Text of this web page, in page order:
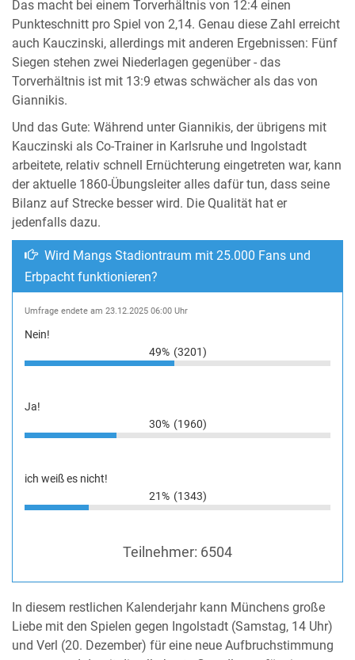
Das macht bei einem Torverhältnis von 12:4 einen
Punkteschnitt pro Spiel von 2,14. Genau diese Zahl erreicht
auch Kauczinski, allerdings mit anderen Ergebnissen: Fünf
Siegen stehen zwei Niederlagen gegenüber - das
Torverhältnis ist mit 13:9 etwas schwächer als das von
Giannikis.
Und das Gute: Während unter Giannikis, der übrigens mit
Kauczinski als Co-Trainer in Karlsruhe und Ingolstadt
arbeitete, relativ schnell Ernüchterung eingetreten war, kann
der aktuelle 1860-Übungsleiter alles dafür tun, dass seine
Bilanz auf Strecke besser wird. Die Qualität hat er
jedenfalls dazu.
Wird Mangs Stadiontraum mit 25.000 Fans und
Erbpacht funktionieren?
Umfrage endete am 23.12.2025 06:00 Uhr
Nein!
49% (3201)
Ja!
30% (1960)
ich weiß es nicht!
21% (1343)
Teilnehmer: 6504
In diesem restlichen Kalenderjahr kann Münchens große
Liebe mit den Spielen gegen Ingolstadt (Samstag, 14 Uhr)
und Verl (20. Dezember) für eine neue Aufbruchstimmung